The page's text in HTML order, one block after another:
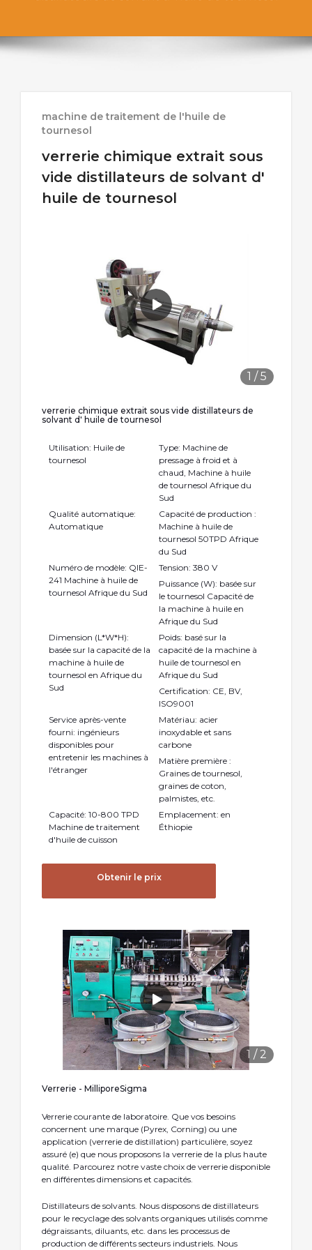
machine de traitement de l'huile de
tournesol
verrerie chimique extrait sous
vide distillateurs de solvant d'
huile de tournesol
1 /5
verrerie chimique extrait sous vide distillateurs de
solvant d' huile de tournesol
Utilisation: Huile de
tournesol
Type: Machine de
pressage à froid et à
chaud, Machine à huile
de tournesol Afrique du
Sud
Qualité automatique:
Automatique
Capacité de production :
Machine à huile de
tournesol 50TPD Afrique
du Sud
Numéro de modèle: QIE-
241 Machine à huile de
tournesol Afrique du Sud
Tension: 380 V
Puissance (W): basée sur
le tournesol Capacité de
la machine à huile en
Afrique du Sud
Dimension (L*W*H):
basée sur la capacité de la
machine à huile de
tournesol en Afrique du
Sud
Poids: basé sur la
capacité de la machine à
huile de tournesol en
Afrique du Sud
Certification: CE, BV,
ISO9001
Service après-vente
fourni: ingénieurs
disponibles pour
entretenir les machines à
l'étranger
Matériau: acier
inoxydable et sans
carbone
Matière première :
Graines de tournesol,
graines de coton,
palmistes, etc.
Capacité: 10-800 TPD
Machine de traitement
d'huile de cuisson
Emplacement: en
Éthiopie
Obtenir le prix
1 / 2
Verrerie - MilliporeSigma
Verrerie courante de laboratoire. Que vos besoins
concernent une marque (Pyrex, Corning) ou une
application (verrerie de distillation) particulière, soyez
assuré (e) que nous proposons la verrerie de la plus haute
qualité. Parcourez notre vaste choix de verrerie disponible
en différentes dimensions et capacités.
Distillateurs de solvants. Nous disposons de distillateurs
pour le recyclage des solvants organiques utilisés comme
dégraissants, diluants, etc. dans les processus de
production de différents secteurs industriels. Nous